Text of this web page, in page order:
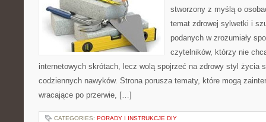
stworzony z myślą o
temat zdrowej sylwetki i
podanych w zrozumiały
czytelników, którzy nie
internetowych skrótach, lecz wolą spojrzeć na zdrowy styl życia
codziennych nawyków. Strona porusza tematy, które mogą
wracające po przerwie, […]
CATEGORIES: PORADY I INSTRUKCJE DIY